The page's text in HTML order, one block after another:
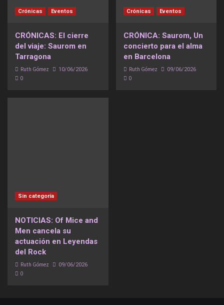
Crónicas Eventos
CRÓNICAS: El cierre
del viaje: Saurom en
Tarragona
Ruth Gómez 10/06/2026
0
Crónicas Eventos
CRÓNICA: Saurom, Un
concierto para el alma
en Barcelona
Ruth Gómez 09/06/2026
0
Sin categoría
NOTICIAS: Of Mice and
Men cancela su
actuación en Leyendas
del Rock
Ruth Gómez 09/06/2026
0